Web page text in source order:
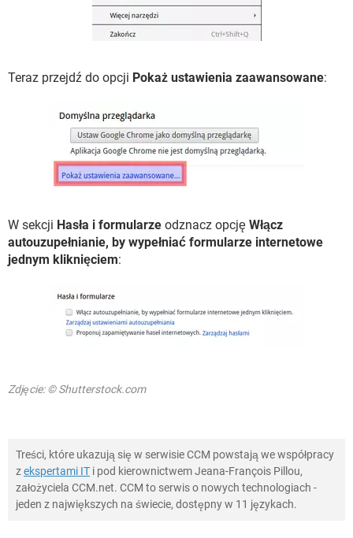
Teraz przejdź do opcji Pokaż ustawienia zaawansowane:
W sekcji Hasła i formularze odznacz opcję Włącz
autouzupełnianie, by wypełniać formularze internetowe
jednym kliknięciem:
Zdjęcie: © Shutterstock.com
Treści, które ukazują się w serwisie CCM powstają we współpracy
zekspertami IT i pod kierownictwem Jeana-François Pillou,
założyciela CCM.net. CCM to serwis o nowych technologiach -
jeden z największych na świecie, dostępny w 11 językach.